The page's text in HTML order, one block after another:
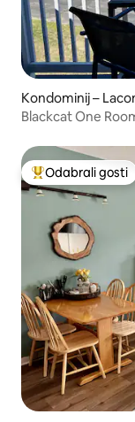
Kondominij –
Među najviše
Odabrali gosti